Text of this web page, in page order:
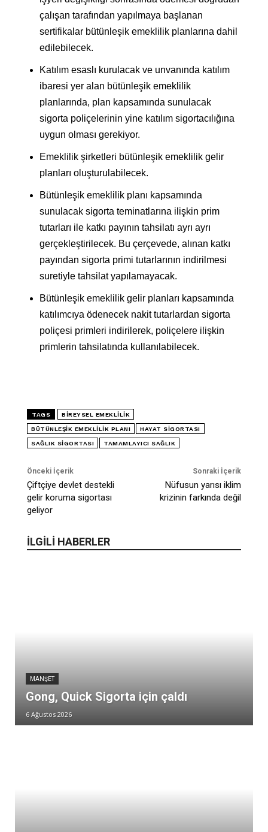
çalışan tarafından yapılmaya başlanan
sertifikalar bütünleşik emeklilik planlarına dahil
edilebilecek.
Katılım esaslı kurulacak ve unvanında katılım
ibaresi yer alan bütünleşik emeklilik
planlarında, plan kapsamında sunulacak
sigorta poliçelerinin yine katılım sigortacılığına
uygun olması gerekiyor.
Emeklilik şirketleri bütünleşik emeklilik gelir
planları oluşturulabilecek.
Bütünleşik emeklilik planı kapsamında
sunulacak sigorta teminatlarına ilişkin prim
tutarları ile katkı payının tahsilatı ayrı ayrı
gerçekleştirilecek. Bu çerçevede, alınan katkı
payından sigorta primi tutarlarının indirilmesi
suretiyle tahsilat yapılamayacak.
Bütünleşik emeklilik gelir planları kapsamında
katılımcıya ödenecek nakit tutarlardan sigorta
poliçesi primleri indirilerek, poliçelere ilişkin
primlerin tahsilatında kullanılabilecek.
TAGS BIREYSEL EMEKLILIK
BÜTÜNLEŞIK EMEKLILIK PLANI HAYAT SIGORTASI
SAĞLIK SIGORTASI TAMAMLAYICI SAĞLIK
Önceki İçerik
Çiftçiye devlet destekli
gelir koruma sigortası
geliyor
Sonraki İçerik
Nüfusun yarısı iklim
krizinin farkında değil
İLGİLİ HABERLER
MANŞET
Gong, Quick Sigorta için çaldı
6 Ağustos 2026